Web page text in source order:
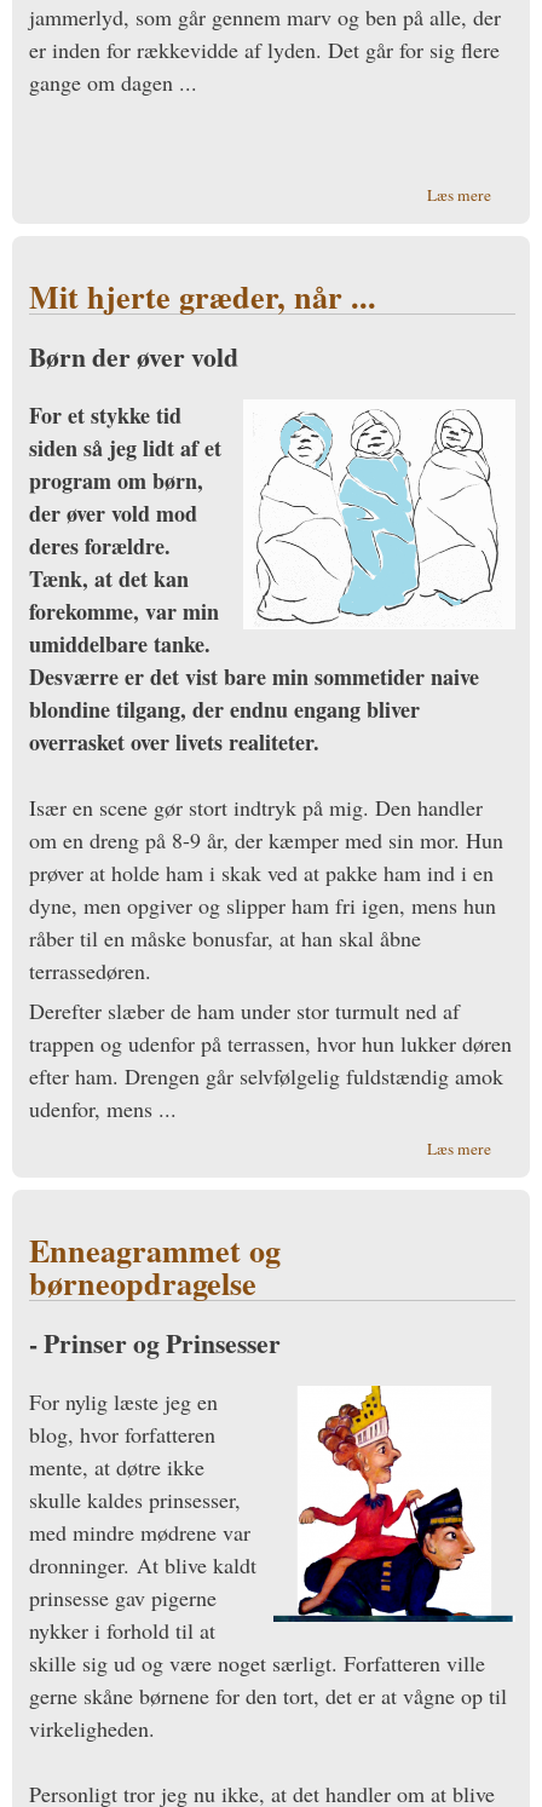
jammerlyd, som går gennem marv og ben på alle, der
er inden for rækkevidde af lyden. Det går for sig flere
gange om dagen ...
Læs mereom Er
Mit hjerte græder, når ...
Børn der øver vold
For et stykke tid
siden så jeg lidt af et
program om børn,
der øver vold mod
deres forældre.
Tænk, at det kan
forekomme, var min
umiddelbare tanke.
Desværre er det vist bare min sommetider naive
blondine tilgang, der endnu engang bliver
overrasket over livets realiteter.
Især en scene gør stort indtryk på mig. Den handler
om en dreng på 8-9 år, der kæmper med sin mor. Hun
prøver at holde ham i skak ved at pakke ham ind i en
dyne, men opgiver og slipper ham fri igen, mens hun
råber til en måske bonusfar, at han skal åbne
terrassedøren.
Derefter slæber de ham under stor turmult ned af
trappen og udenfor på terrassen, hvor hun lukker døren
efter ham. Drengen går selvfølgelig fuldstændig amok
udenfor, mens ...
Læs mereom Mit
Enneagrammet og
børneopdragelse
- Prinser og Prinsesser
For nylig læste jeg en
blog, hvor forfatteren
mente, at døtre ikke
skulle kaldes prinsesser,
med mindre mødrene var
dronninger. At blive kaldt
prinsesse gav pigerne
nykker i forhold til at
skille sig ud og være noget særligt. Forfatteren ville
gerne skåne børnene for den tort, det er at vågne op til
virkeligheden.
Personligt tror jeg nu ikke, at det handler om at blive